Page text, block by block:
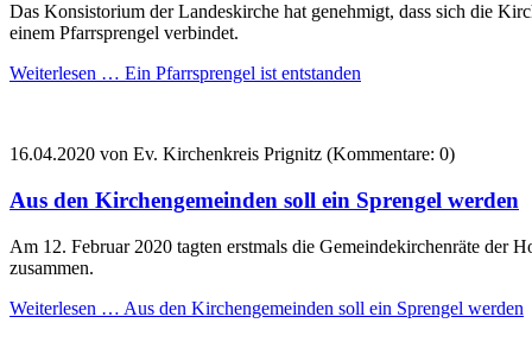
Das Konsistorium der Landeskirche hat genehmigt, dass sich die
einem Pfarrsprengel verbindet.
Weiterlesen … Ein Pfarrsprengel ist entstanden
16.04.2020 von Ev. Kirchenkreis Prignitz (Kommentare: 0)
Aus den Kirchengemeinden soll ein Sprengel werden
Am 12. Februar 2020 tagten erstmals die Gemeindekirchenräte der
zusammen.
Weiterlesen … Aus den Kirchengemeinden soll ein Sprengel werden